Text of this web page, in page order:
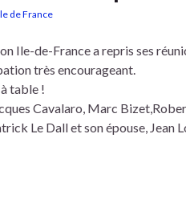
de France
Ile-de-France a repris ses
très encourageant.
table !
Cavalaro, Marc
Le Dall et son épouse, Jean